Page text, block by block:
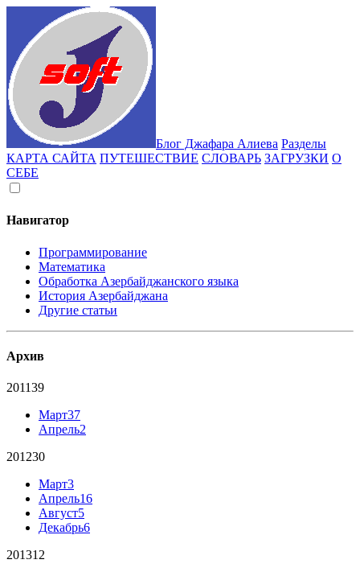
Блог Джафара Алиева Разделы
КАРТА САЙТА ПУТЕШЕСТВИЕ СЛОВАРЬ ЗАГРУЗКИ О
СЕБЕ
Навигатор
Программирование
Математика
Обработка Азербайджанского языка
История Азербайджана
Другие статьи
Архив
201139
Март37
Апрель2
201230
Март3
Апрель16
Август5
Декабрь6
201312